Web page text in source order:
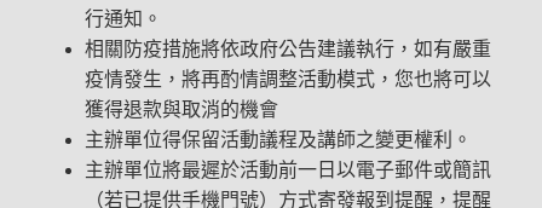
行通知。
相關防疫措施將依政府公告建議執行，如有嚴重
疫情發生，將再酌情調整活動模式，您也將可以
獲得退款與取消的機會
主辦單位得保留活動議程及講師之變更權利。
主辦單位將最遲於活動前一日以電子郵件或簡訊
（若已提供手機門號）方式寄發報到提醒，提醒